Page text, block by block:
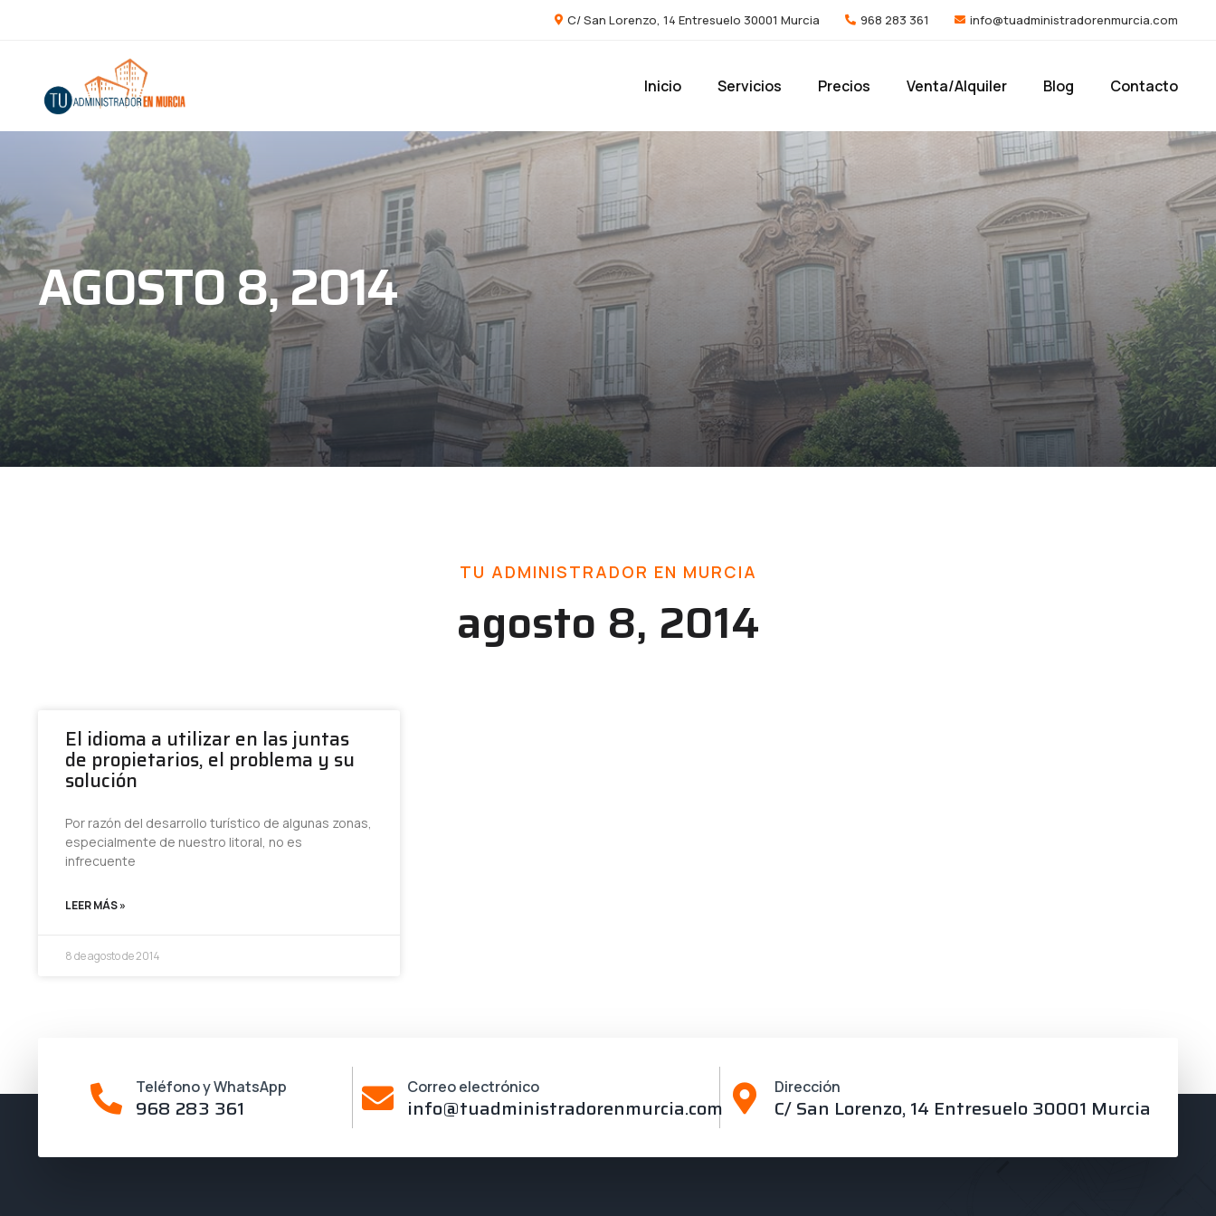
C/ San Lorenzo, 14 Entresuelo 30001 Murcia 968 283 361 info@tuadministradorenmurcia.com
Inicio Servicios Precios Venta/Alquiler Blog Contacto
AGOSTO 8, 2014
TU ADMINISTRADOR EN MURCIA
agosto 8, 2014
El idioma a utilizar en las juntas
de propietarios, el problema y su
solución
Por razón del desarrollo turístico de algunas zonas,
especialmente de nuestro litoral, no es
infrecuente
LEER MÁS »
8 de agosto de 2014
Teléfono y WhatsApp
968 283 361
Correo electrónico
info@tuadministradorenmurcia.com
Dirección
C/ San Lorenzo, 14 Entresuelo 30001 Murcia